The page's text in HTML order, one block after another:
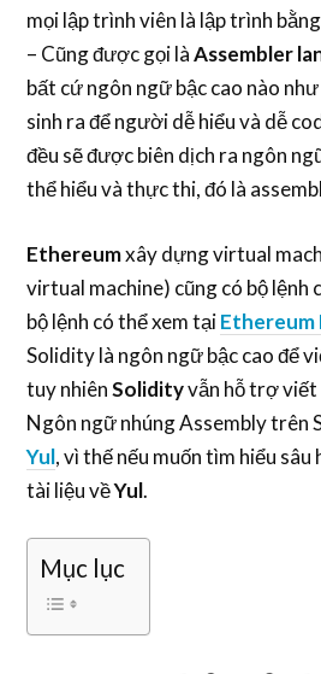
mọi lập trình viên là lập trình
– Cũng được gọi làAssembler
bất cứ ngôn ngữ bậc cao nào
sinh ra để người dễ hiểu và dễ
đều sẽ được biên dịch ra ngôn
thể hiểu và thực thi, đó là
Ethereumxây dựng virtual
virtual machine) cũng có bộ lệnh
bộ lệnh có thể xem tạiEthereum
Solidity là ngôn ngữ bậc cao để
tuy nhiênSolidityvẫn hỗ trợ
Ngôn ngữ nhúng Assembly trên
Yul, vì thế nếu muốn tìm hiểu sâu
tài liệu vềYul.
Mục lục